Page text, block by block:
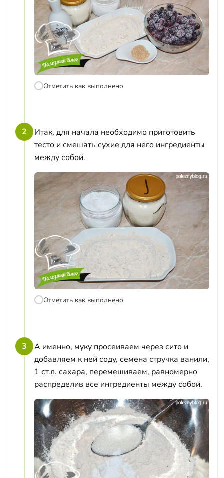
Отметить как выполнено
2
Итак, для начала необходимо приготовить
тесто и смешать сухие для него ингредиенты
между собой.
Отметить как выполнено
3
А именно, муку просеиваем через сито и
добавляем к ней соду, семена стручка ванили,
1 ст.л. сахара, перемешиваем, равномерно
распределив все ингредиенты между собой.